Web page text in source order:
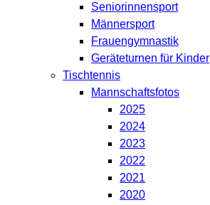
Seniorinnensport
Männersport
Frauengymnastik
Geräteturnen für Kinder
Tischtennis
Mannschaftsfotos
2025
2024
2023
2022
2021
2020